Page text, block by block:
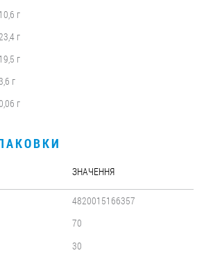
10,6 г
г
19,5 г
г
г
ЗНАЧЕННЯ
4820015166357
70
30